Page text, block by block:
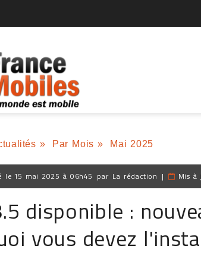
» Par Mois » Mai 2025
le 15 mai 2025 à 06h45 par La rédaction | Mis à
disponible :
vous devez